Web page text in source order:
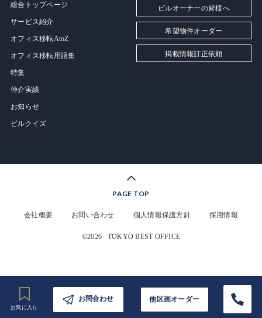
お問合わせ 他区画オーダー
総合トップページ
サービス紹介
オフィス移転AtoZ
オフィス移転用語集
特集
仲介実績
お知らせ
ビルクイズ
ビルオーナーの皆様へ
希望物件オーダー
掲載情報訂正依頼
PAGE TOP
会社概要 お問い合わせ 個人情報保護方針 採用情報
©2026 TOKYO BEST OFFICE